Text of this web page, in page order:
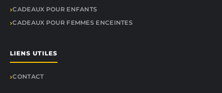
CADEAUX POUR ENFANTS
CADEAUX POUR FEMMES ENCEINTES
LIENS UTILES
CONTACT